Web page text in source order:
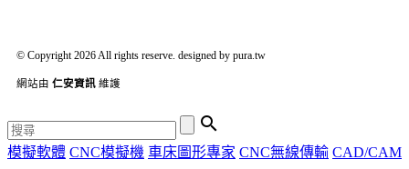
© Copyright 2026 All rights reserve. designed by pura.tw
網站由 仁安資訊 維護

模擬軟體 CNC模擬機 車床圖形專家 CNC無線傳輸 CAD/CAM